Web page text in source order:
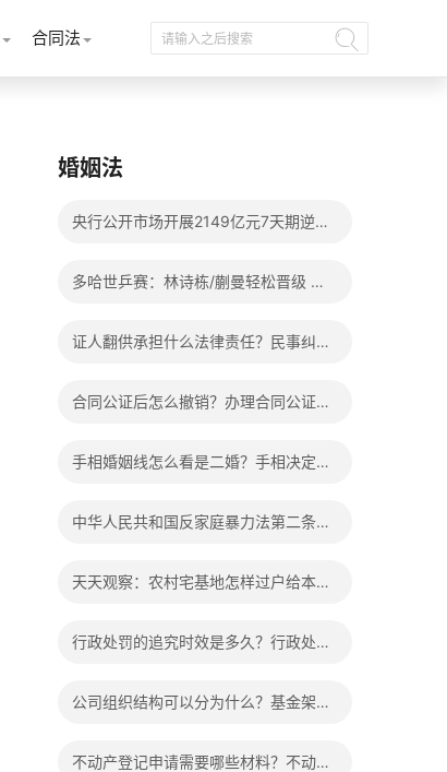
合同法
婚姻法
央行公开市场开展2149亿元7天期逆回
多哈世乒赛：林诗栋/蒯曼轻松晋级 混
证人翻供承担什么法律责任？民事纠纷
合同公证后怎么撤销？办理合同公证需
手相婚姻线怎么看是二婚？手相决定一
中华人民共和国反家庭暴力法第二条的
天天观察：农村宅基地怎样过户给本村
行政处罚的追究时效是多久？行政处罚
公司组织结构可以分为什么？基金架构
不动产登记申请需要哪些材料？不动产